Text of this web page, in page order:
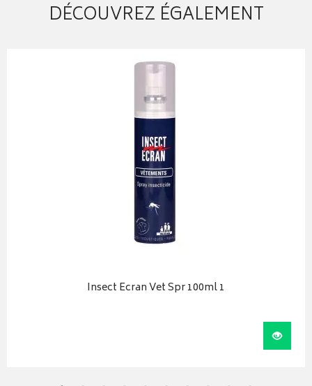
DÉCOUVREZ ÉGALEMENT
Insect Ecran Vet Spr 100ml 1